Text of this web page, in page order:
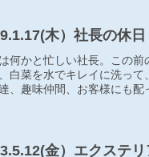
木）社長の休日
何かと忙しい社長。この前
白菜を水でキレイに洗っ
、趣味仲間、お客様にも配
金）エクステリ